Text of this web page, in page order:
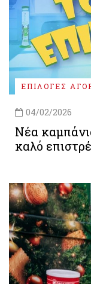
ΕΠΙΛΟΓΕΣ
04/02/2026
Νέα
καλό